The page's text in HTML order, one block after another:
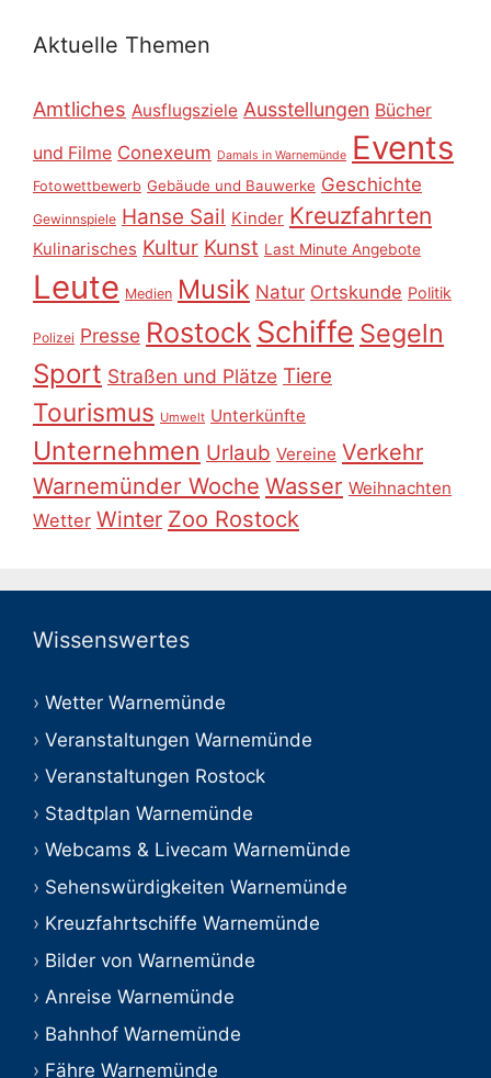
Aktuelle Themen
Amtliches Ausflugsziele Ausstellungen Bücher
und Filme Conexeum Damals in Warnemünde Events
Fotowettbewerb Gebäude und Bauwerke Geschichte
Gewinnspiele Hanse Sail Kinder Kreuzfahrten
Kulinarisches Kultur Kunst Last Minute Angebote
Leute Medien Musik Natur Ortskunde Politik
Polizei Presse Rostock Schiffe Segeln
Sport Straßen und Plätze Tiere
Tourismus Umwelt Unterkünfte
Unternehmen Urlaub Vereine Verkehr
Warnemünder Woche Wasser Weihnachten
Wetter Winter Zoo Rostock
Wissenswertes
Wetter Warnemünde
Veranstaltungen Warnemünde
Veranstaltungen Rostock
Stadtplan Warnemünde
Webcams & Livecam Warnemünde
Sehenswürdigkeiten Warnemünde
Kreuzfahrtschiffe Warnemünde
Bilder von Warnemünde
Anreise Warnemünde
Bahnhof Warnemünde
Fähre Warnemünde